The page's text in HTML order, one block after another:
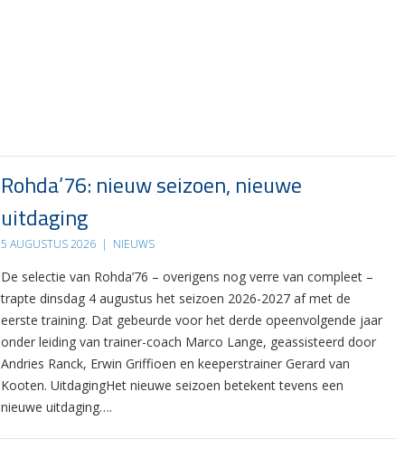
Rohda’76: nieuw seizoen, nieuwe
uitdaging
5 AUGUSTUS 2026 | NIEUWS
De selectie van Rohda’76 – overigens nog verre van compleet –
trapte dinsdag 4 augustus het seizoen 2026-2027 af met de
eerste training. Dat gebeurde voor het derde opeenvolgende jaar
onder leiding van trainer-coach Marco Lange, geassisteerd door
Andries Ranck, Erwin Griffioen en keeperstrainer Gerard van
Kooten. UitdagingHet nieuwe seizoen betekent tevens een
nieuwe uitdaging….